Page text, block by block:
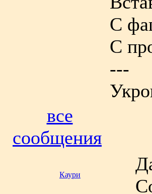
С
С
---
все
сообщения
Каури